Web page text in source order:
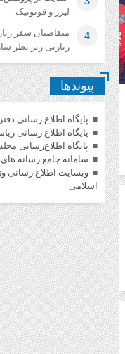
لیزر و فوتونیک
4
متقاضیان سفر
زیارتی زیر نظر
پیوندها
پایگاه اطلاع رسانی
پایگاه اطلاع رسانی
پایگاه اطلاع‌رسانی
سامانه جامع رسانه
وبسایت اطلاع رسانی
اسلامی